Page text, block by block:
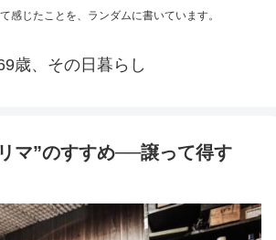
感じたことを、ランダムに書いています。
歳、その日暮らし
マ”のすすめ──譲って得す